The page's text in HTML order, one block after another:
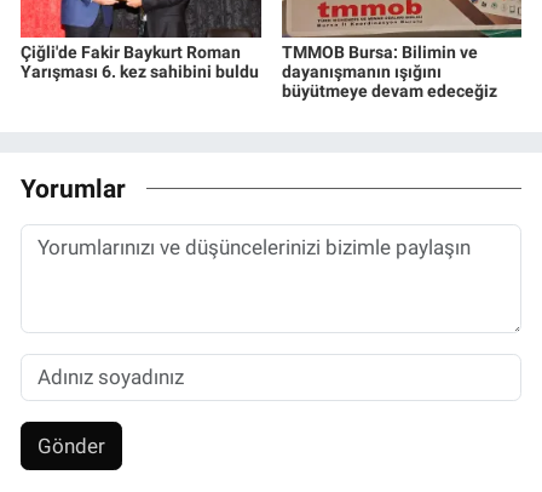
Çiğli'de Fakir Baykurt Roman
Yarışması 6. kez sahibini buldu
TMMOB Bursa: Bilimin ve
dayanışmanın ışığını
büyütmeye devam edeceğiz
Yorumlar
Gönder